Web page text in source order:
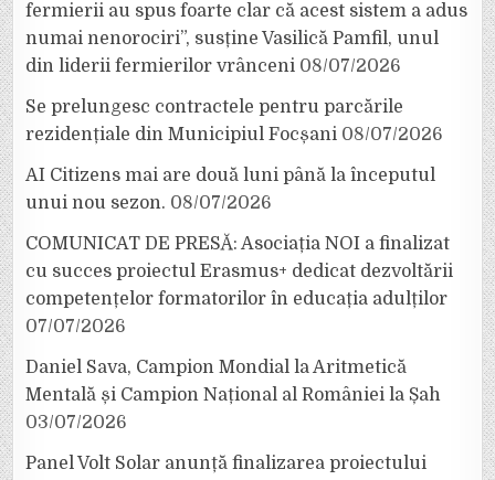
fermierii au spus foarte clar că acest sistem a adus
numai nenorociri”, susține Vasilică Pamfil, unul
din liderii fermierilor vrânceni 08/07/2026
Se prelungesc contractele pentru parcările
rezidențiale din Municipiul Focșani 08/07/2026
AI Citizens mai are două luni până la începutul
unui nou sezon. 08/07/2026
COMUNICAT DE PRESĂ: Asociația NOI a finalizat
cu succes proiectul Erasmus+ dedicat dezvoltării
competențelor formatorilor în educația adulților
07/07/2026
Daniel Sava, Campion Mondial la Aritmetică
Mentală și Campion Național al României la Șah
03/07/2026
Panel Volt Solar anunță finalizarea proiectului